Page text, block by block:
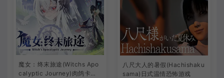
魔女：终末旅途(Witchs Apo
calyptic Journey)肉鸽卡牌
八尺大人的暑假(Hachishaku
sama)日式温情恐怖游戏